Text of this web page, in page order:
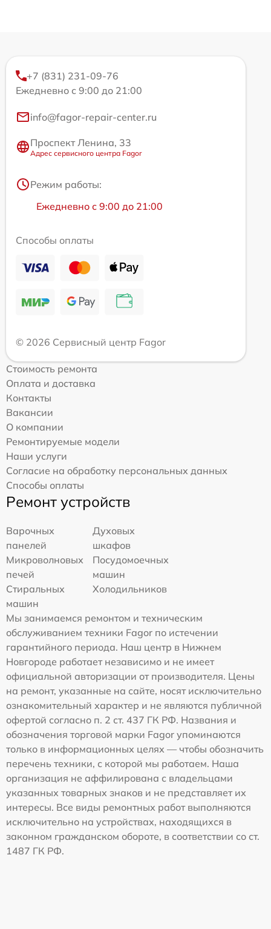
+7 (831) 231-09-76
Ежедневно с 9:00 до 21:00
info@fagor-repair-center.ru
Проспект Ленина, 33
Адрес сервисного центра Fagor
Режим работы:
Ежедневно с 9:00 до 21:00
Способы оплаты
© 2026 Сервисный центр Fagor
Стоимость ремонта
Оплата и доставка
Контакты
Вакансии
О компании
Ремонтируемые модели
Наши услуги
Согласие на обработку персональных данных
Способы оплаты
Ремонт устройств
Варочных
панелей
Духовых
шкафов
Микроволновых
печей
Посудомоечных
машин
Стиральных
машин
Холодильников
Мы занимаемся ремонтом и техническим
обслуживанием техники Fagor по истечении
гарантийного периода. Наш центр в Нижнем
Новгороде работает независимо и не имеет
официальной авторизации от производителя. Цены
на ремонт, указанные на сайте, носят исключительно
ознакомительный характер и не являются публичной
офертой согласно п. 2 ст. 437 ГК РФ. Названия и
обозначения торговой марки Fagor упоминаются
только в информационных целях — чтобы обозначить
перечень техники, с которой мы работаем. Наша
организация не аффилирована с владельцами
указанных товарных знаков и не представляет их
интересы. Все виды ремонтных работ выполняются
исключительно на устройствах, находящихся в
законном гражданском обороте, в соответствии со ст.
1487 ГК РФ.